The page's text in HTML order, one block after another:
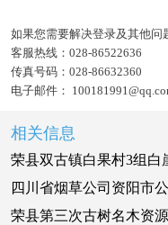
如果您需要解决登录及其他问
客服热线： 028-86522636
传真号码： 028-86632360
电子邮件：
相关信息
荣县第三次古树名木资